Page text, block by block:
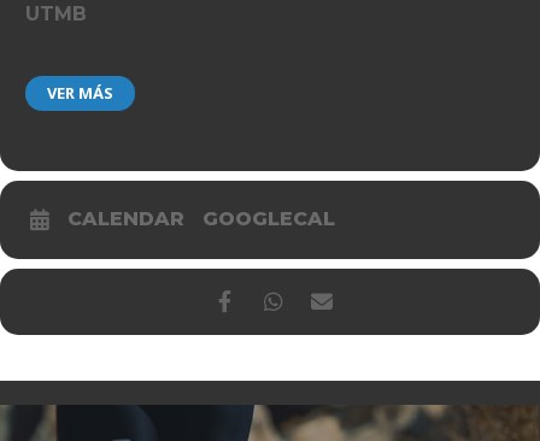
UTMB
VER MÁS
CALENDAR GOOGLECAL